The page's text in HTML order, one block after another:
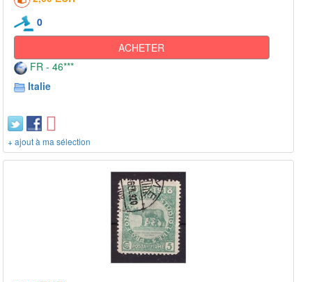
0
ACHETER
FR - 46***
Italie
+ ajout à ma sélection